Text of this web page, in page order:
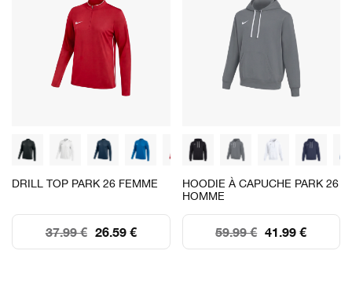
DRILL TOP PARK 26 FEMME
26.59 €
37.99 €
HOODIE À CAPUCHE PARK 26
HOMME
41.99 €
59.99 €